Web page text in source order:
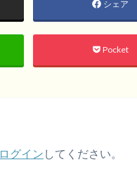
シェア
Pocket
ログイン してください。